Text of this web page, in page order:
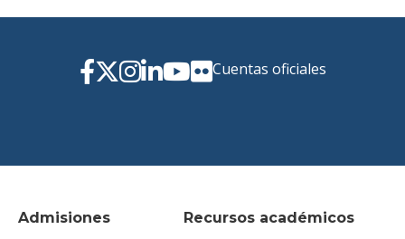
Admisiones Recursos académicos
Cuentas oficiales